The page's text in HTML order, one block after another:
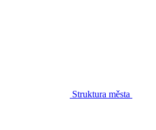
Struktura města